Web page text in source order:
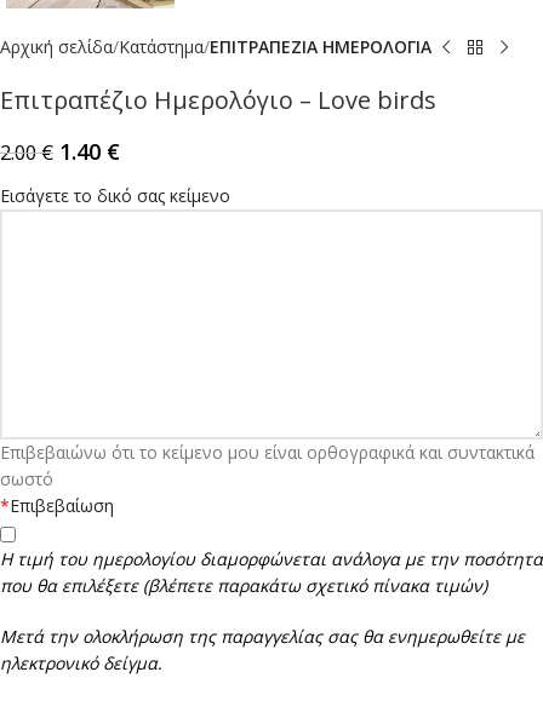
Αρχική σελίδα Κατάστημα ΕΠΙΤΡΑΠΕΖΙΑ ΗΜΕΡΟΛΟΓΙΑ
Επιτραπέζιο Ημερολόγιο – Love birds
2.00€ 1.40 €
Εισάγετε το δικό σας κείμενο
*Επιβεβαίωση
Επιβεβαιώνω ότι το κείμενο μου είναι ορθογραφικά και συντακτικά
σωστό
Ητιμή του ημερολογίου διαμορφώνεται ανάλογα με την ποσότητα
που θα επιλέξετε (βλέπετε παρακάτω σχετικό πίνακα τιμών)
Μετά την ολοκλήρωση της παραγγελίας σας θα ενημερωθείτε με
ηλεκτρονικό δείγμα.